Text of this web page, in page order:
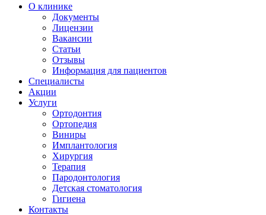
О клинике
Документы
Лицензии
Вакансии
Статьи
Отзывы
Информация для пациентов
Специалисты
Акции
Услуги
Ортодонтия
Ортопедия
Виниры
Имплантология
Хирургия
Терапия
Пародонтология
Детская стоматология
Гигиена
Контакты